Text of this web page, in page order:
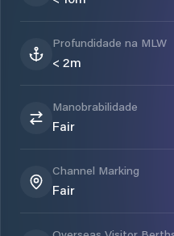
Profundidade na MLW
< 2m
Manobrabilidade
Fair
Channel Marking
Fair